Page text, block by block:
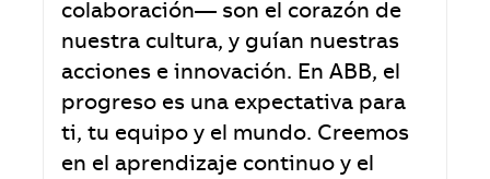
colaboración— son el corazón de
nuestra cultura, y guían nuestras
acciones e innovación. En ABB, el
progreso es una expectativa para
ti, tu equipo y el mundo. Creemos
en el aprendizaje continuo y el